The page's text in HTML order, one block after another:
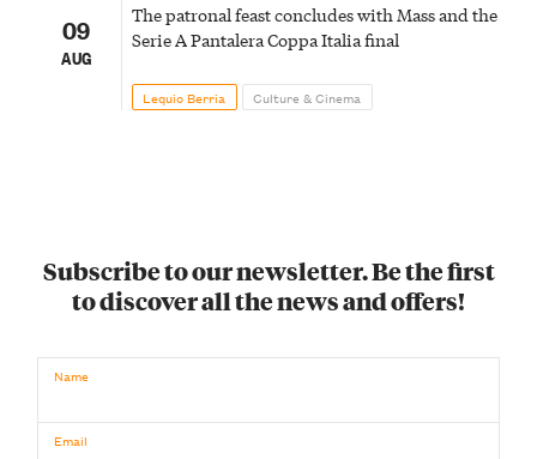
09
AUG
The patronal feast concludes with Mass and the
Serie A Pantalera Coppa Italia final
Lequio Berria Culture & Cinema
Subscribe to our newsletter. Be the first
to discover all the news and offers!
Name
Email